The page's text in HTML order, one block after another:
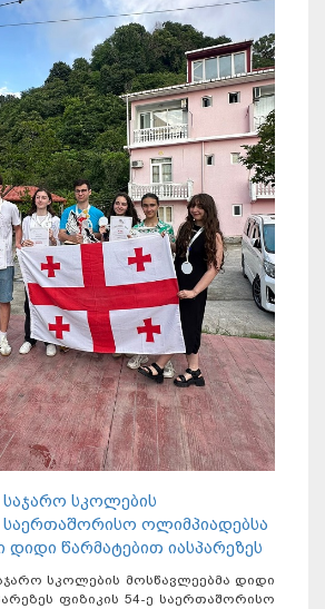
სკოლების
საერთაშორისო ოლიმპიადებსა
დიდი წარმატებით იასპარეზეს
სკოლების მოსწავლეებმა დიდი
ფიზიკის 54-ე საერთაშორისო